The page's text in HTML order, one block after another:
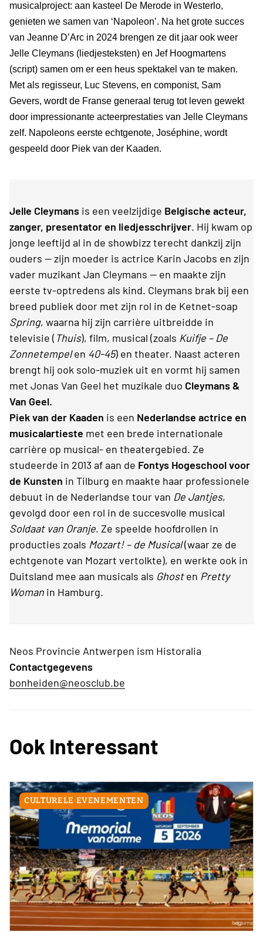
musicalproject: aan kasteel De Merode in Westerlo,
genieten we samen van ‘Napoleon’. Na het grote succes
van Jeanne D’Arc in 2024 brengen ze dit jaar ook weer
Jelle Cleymans (liedjesteksten) en Jef Hoogmartens
(script) samen om er een heus spektakel van te maken.
Met als regisseur, Luc Stevens, en componist, Sam
Gevers, wordt de Franse generaal terug tot leven gewekt
door impressionante acteerprestaties van Jelle Cleymans
zelf. Napoleons eerste echtgenote, Joséphine, wordt
gespeeld door Piek van der Kaaden.
Jelle Cleymans is een veelzijdige Belgische acteur,
zanger, presentator en liedjesschrijver. Hij kwam op
jonge leeftijd al in de showbizz terecht dankzij zijn
ouders — zijn moeder is actrice Karin Jacobs en zijn
vader muzikant Jan Cleymans — en maakte zijn
eerste tv-optredens als kind. Cleymans brak bij een
breed publiek door met zijn rol in de Ketnet-soap
Spring, waarna hij zijn carrière uitbreidde in
televisie ( Thuis), film, musical (zoals Kuifje – De
Zonnetempelen 40-45) en theater. Naast acteren
brengt hij ook solo-muziek uit en vormt hij samen
met Jonas Van Geel het muzikale duo Cleymans &
Van Geel.
Piek van der Kaaden is een Nederlandse actrice en
musicalartieste met een brede internationale
carrière op musical- en theatergebied. Ze
studeerde in 2013 af aan de Fontys Hogeschool voor
de Kunsten in Tilburg en maakte haar professionele
debuut in de Nederlandse tour van De Jantjes,
gevolgd door een rol in de succesvolle musical
Soldaat van Oranje. Ze speelde hoofdrollen in
producties zoals Mozart! – de Musical(waar ze de
echtgenote van Mozart vertolkte), en werkte ook in
Duitsland mee aan musicals als Ghosten Pretty
Woman in Hamburg.
Neos Provincie Antwerpen ism Historalia
Contactgegevens
bonheiden@neosclub.be
Ook Interessant
CULTURELE EVENEMENTEN